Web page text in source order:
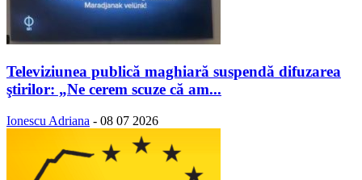
Televiziunea publică maghiară suspendă difuzarea
ştirilor: „Ne cerem scuze că am...
Ionescu Adriana - 08 07 2026